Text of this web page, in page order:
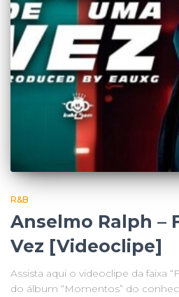
R&B
Anselmo Ralph –
Vez [Videoclipe]
Assista aqui o videoclipe da faixa
do álbum “Momentos” do